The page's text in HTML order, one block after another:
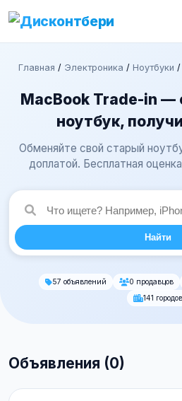
Главная / Электроника / Ноутбуки /
MacBook Trade-in —
ноутбук,
Обменяйте свой старый
доплатой. Бесплатная
Найти
57 объявлений 0 продавцов
141 городов
Объявления (0)